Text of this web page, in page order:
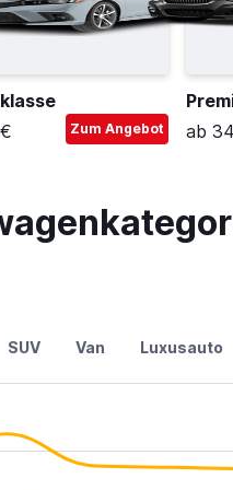
Zum Angebot
ab
SUV Van Luxusauto